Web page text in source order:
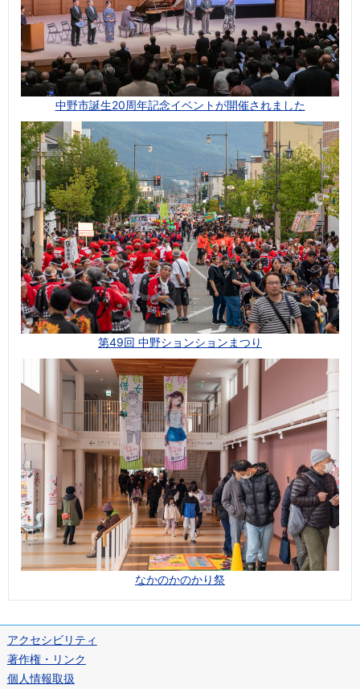
中野市誕生20周年記念イベントが開催されました
第49回 中野ションションまつり
なかのかのかり祭
アクセシビリティ
著作権・リンク
個人情報取扱